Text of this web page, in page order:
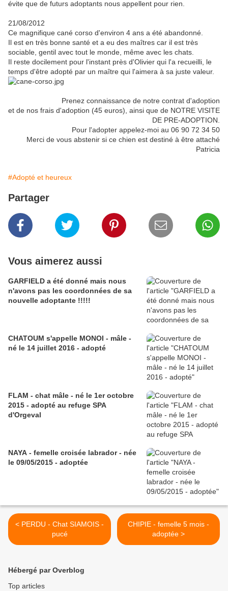
évite que de futurs adoptants nous appellent pour rien.
21/08/2012
Ce magnifique cané corso d'environ 4 ans a été abandonné.
Il est en très bonne santé et a eu des maîtres car il est très
sociable, gentil avec tout le monde, même avec les chats.
Il reste docilement pour l'instant près d'Olivier qui l'a recueilli, le
temps d'être adopté par un maître qui l'aimera à sa juste valeur.
Prenez connaissance de notre contrat d'adoption
et de nos frais d'adoption (45 euros), ainsi que de NOTRE VISITE
DE PRE-ADOPTION.
Pour l'adopter appelez-moi au 06 90 72 34 50
Merci de vous abstenir si ce chien est destiné à être attaché
Patricia
#Adopté et heureux
Partager
Vous aimerez aussi
GARFIELD a été donné mais nous
n'avons pas les coordonnées de sa
nouvelle adoptante !!!!!
CHATOUM s'appelle MONOI - mâle -
né le 14 juillet 2016 - adopté
FLAM - chat mâle - né le 1er octobre
2015 - adopté au refuge SPA
d'Orgeval
NAYA - femelle croisée labrador - née
le 09/05/2015 - adoptée
< PERDU - Chat SIAMOIS -
pucé
CHIPIE - femelle 5 mois -
adoptée >
Hébergé par Overblog
Top articles